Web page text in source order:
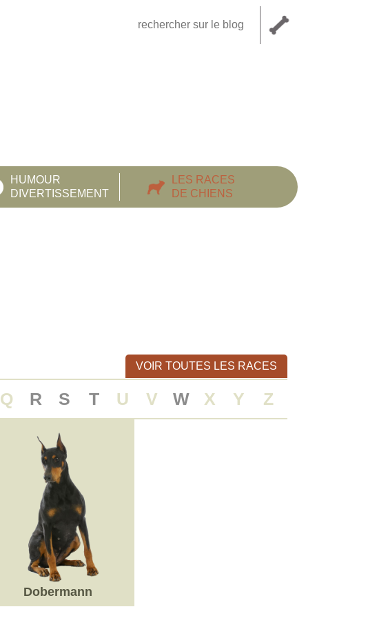
HUMOUR
DIVERTISSEMENT
LES RACES
DE CHIENS
VOIR TOUTES LES RACES
Q R S T U V W X Y Z
Dobermann